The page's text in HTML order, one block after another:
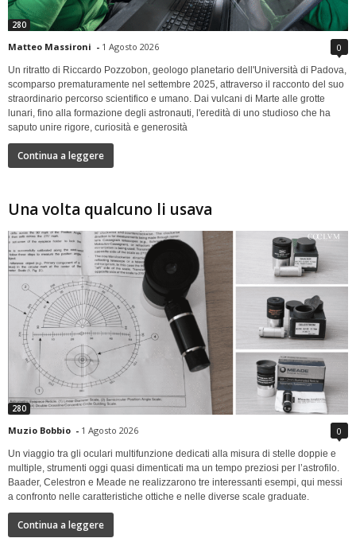
280
Matteo Massironi - 1 Agosto 2026 0
Un ritratto di Riccardo Pozzobon, geologo planetario dell'Università di Padova,
scomparso prematuramente nel settembre 2025, attraverso il racconto del suo
straordinario percorso scientifico e umano. Dai vulcani di Marte alle grotte
lunari, fino alla formazione degli astronauti, l'eredità di uno studioso che ha
saputo unire rigore, curiosità e generosità
Continua a leggere
Una volta qualcuno li usava
280
Muzio Bobbio - 1 Agosto 2026 0
Un viaggio tra gli oculari multifunzione dedicati alla misura di stelle doppie e
multiple, strumenti oggi quasi dimenticati ma un tempo preziosi per l’astrofilo.
Baader, Celestron e Meade ne realizzarono tre interessanti esempi, qui messi
a confronto nelle caratteristiche ottiche e nelle diverse scale graduate.
Continua a leggere